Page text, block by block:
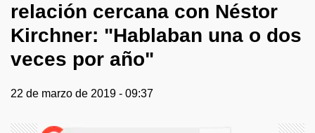
relación cercana con Néstor
Kirchner: "Hablaban una o dos
veces por año"
22 de marzo de 2019 - 09:37